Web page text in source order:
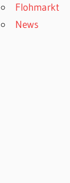
Flohmarkt
News